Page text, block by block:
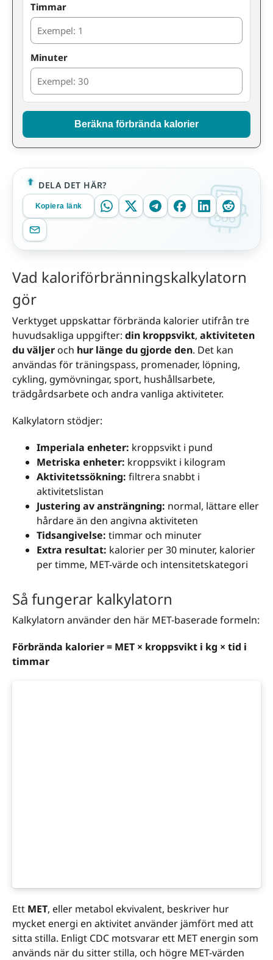
Timmar
Minuter
Beräkna förbrända kalorier
DELA DET HÄR?
Kopiera länk
Vad kaloriförbränningskalkylatorn
gör
Verktyget uppskattar förbrända kalorier utifrån tre
huvudsakliga uppgifter: din kroppsvikt, aktiviteten
du väljer och hur länge du gjorde den. Det kan
användas för träningspass, promenader, löpning,
cykling, gymövningar, sport, hushållsarbete,
trädgårdsarbete och andra vanliga aktiviteter.
Kalkylatorn stödjer:
Imperiala enheter: kroppsvikt i pund
Metriska enheter: kroppsvikt i kilogram
Aktivitetssökning: filtrera snabbt i
aktivitetslistan
Justering av ansträngning: normal, lättare eller
hårdare än den angivna aktiviteten
Tidsangivelse: timmar och minuter
Extra resultat: kalorier per 30 minuter, kalorier
per timme, MET-värde och intensitetskategori
Så fungerar kalkylatorn
Kalkylatorn använder den här MET-baserade formeln:
Förbrända kalorier = MET × kroppsvikt i kg × tid i
timmar
Ett MET, eller metabol ekvivalent, beskriver hur
mycket energi en aktivitet använder jämfört med att
sitta stilla. Enligt CDC motsvarar ett MET energin som
används när du sitter stilla, och högre MET-värden